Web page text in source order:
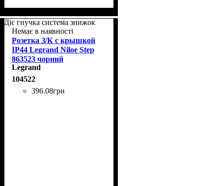
Діє гнучка система знижок
Немає в наявності
Розетка З/К с крышкой
IP44 Legrand Niloe Step
863523 чорний
Legrand
104522
396.08грн